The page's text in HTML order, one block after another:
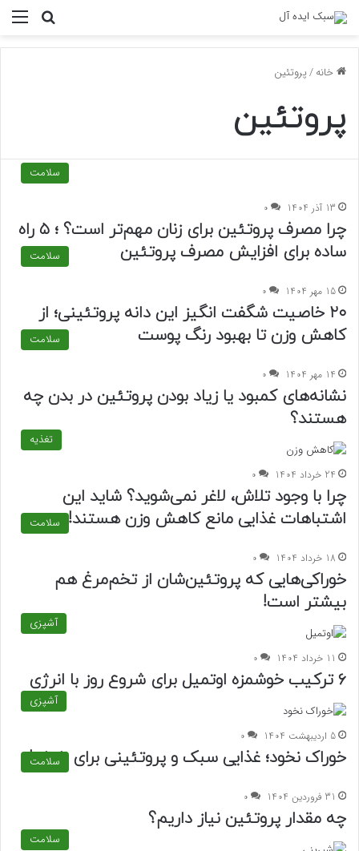
خانه/پروتئین
پروتئین
سلامت
13 آذر 1404 0
چرا مصرف پروتئین برای زنان مهم‌تر است؟ ؛ ۵ راه
ساده برای افزایش مصرف پروتئین
سلامت
15 مهر 1404 0
۲۰ خاصیت شگفت انگیز این دانه پروتئینی؛ از
کاهش وزن تا بهبود رنگ پوست
سلامت
14 مهر 1404 0
نشانه‌های کمبود یا زیاد بودن پروتئین در بدن چه
هستند؟
تغذیه
24 خرداد 1404 0
چرا با وجود تلاش، لاغر نمی‌شوید؟ شاید این
اشتباهات غذایی مانع کاهش وزن هستند! سلامت
18 خرداد 1404 0
خوراکی‌هایی که پروتئین‌شان از تخم‌مرغ هم
بیشتر است!
آشپزی
11 خرداد 1404 0
۶ ترکیب خوشمزه اوتمیل برای شروع روز با انرژی
آشپزی
5 اردیبهشت 1404 0
خوراک نخود؛ غذایی سبک و پروتئینی برای ناهار !
سلامت
31 فروردین 1404 0
چه مقدار پروتئین نیاز داریم؟
سلامت